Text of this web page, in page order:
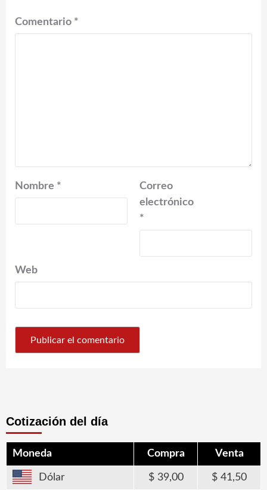
Comentario *
Nombre *
Correo
electrónico
*
Web
Cotización del día
Moneda Compra Venta
Dólar 39,00 41,50